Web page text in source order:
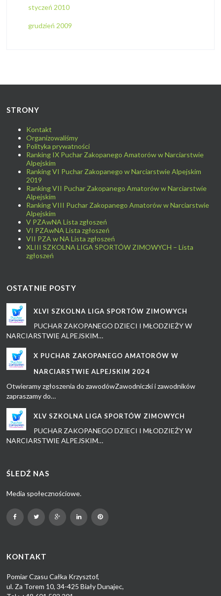
styczeń 2010
grudzień 2009
STRONY
Kontakt
Organizowaliśmy
Polityka prywatności
Ranking IX Puchar Zakopanego Amatorów w Narciarstwie
Alpejskim
Ranking VI Puchar Zakopanego w Narciarstwie Alpejskim
2019
Ranking VII Puchar Zakopanego Amatorów w Narciarstwie
Alpejskim
Ranking VIII Puchar Zakopanego Amatorów w Narciarstwie
Alpejskim
V PZAwNA Lista zgłoszeń
VI PZAwNA Lista zgłoszeń
VII PZA w NA Lista zgłoszeń
XLIII SZKOLNA LIGA SPORTÓW ZIMOWYCH – Lista
zgłoszeń
OSTATNIE POSTY
XLVI SZKOLNA LIGA SPORTÓW ZIMOWYCH
PUCHAR ZAKOPANEGO DZIECI I MŁODZIEŻY W
NARCIARSTWIE ALPEJSKIM…
X PUCHAR ZAKOPANEGO AMATORÓW W
NARCIARSTWIE ALPEJSKIM 2024
Otwieramy zgłoszenia do zawodówZawodniczki i zawodników
zapraszamy do…
XLV SZKOLNA LIGA SPORTÓW ZIMOWYCH
PUCHAR ZAKOPANEGO DZIECI I MŁODZIEŻY W
NARCIARSTWIE ALPEJSKIM…
ŚLEDŹ NAS
Media społecznościowe.
KONTAKT
Pomiar Czasu Całka Krzysztof,
ul. Za Torem 10, 34-425 Biały Dunajec,